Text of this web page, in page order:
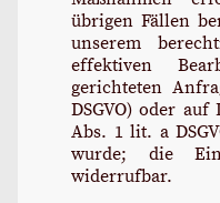
übrigen Fällen
unserem
effektiven
gerichteten
DSGVO) oder
Abs. 1 lit. a
wurde; die
widerrufbar.